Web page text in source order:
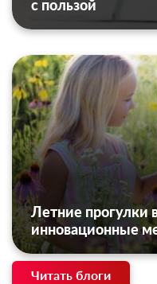
с пользой
Летние прогулки
инновационные
Читать блоги